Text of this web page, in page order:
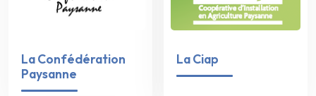
La Confédération
Paysanne
La Ciap